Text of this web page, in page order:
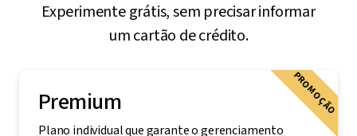
Experimente grátis, sem precisar informar
um cartão de crédito.
PROMOÇÃO
Premium
Plano individual que garante o gerenciamento